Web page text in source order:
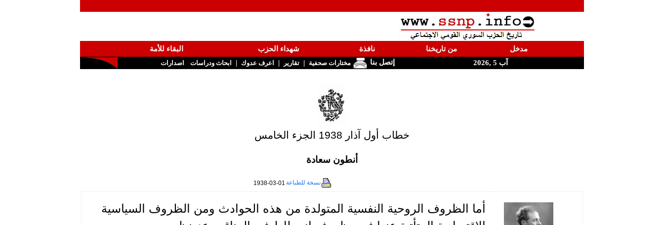
مدخل من تاريخنا نافذة شهداء الحزب
البقاء للأمة
آب 5 ,2026
إتصل بنا مختارات صحفية | تقارير | اعرف عدوك | ابحاث ودراسات اصدارات
خطاب أول آذار 1938 الجزء الخامس
أنطون سعادة
نسخة للطباعة 1938-03-01
أما الظروف الروحية النفسية المتولدة من هذه الحوادث ومن الظروف السياسية